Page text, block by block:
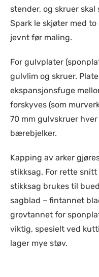
stender, og skruer
Spark le skjøter med
jevnt før maling.
For gulvplater
gulvlim og skruer.
ekspansjonsfuge
forskyves (som
70 mm gulvskruer
bærebjelker.
Kapping av arker
stikksag. For rette
stikksag brukes til
sagblad – fintannet
grovtannet for
viktig, spesielt ved
lager mye støv.